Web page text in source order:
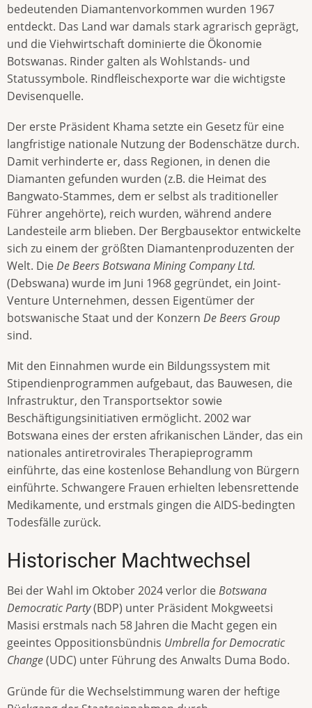
bedeutenden Diamantenvorkommen wurden 1967
entdeckt. Das Land war damals stark agrarisch geprägt,
und die Viehwirtschaft dominierte die Ökonomie
Botswanas. Rinder galten als Wohlstands- und
Statussymbole. Rindfleischexporte war die wichtigste
Devisenquelle.
Der erste Präsident Khama setzte ein Gesetz für eine
langfristige nationale Nutzung der Bodenschätze durch.
Damit verhinderte er, dass Regionen, in denen die
Diamanten gefunden wurden (z.B. die Heimat des
Bangwato-Stammes, dem er selbst als traditioneller
Führer angehörte), reich wurden, während andere
Landesteile arm blieben. Der Bergbausektor entwickelte
sich zu einem der größten Diamantenproduzenten der
Welt. DieDe Beers Botswana Mining Company Ltd.
(Debswana) wurde im Juni 1968 gegründet, ein Joint-
Venture Unternehmen, dessen Eigentümer der
botswanische Staat und der Konzern De Beers Group
sind.
Mit den Einnahmen wurde ein Bildungssystem mit
Stipendienprogrammen aufgebaut, das Bauwesen, die
Infrastruktur, den Transportsektor sowie
Beschäftigungsinitiativen ermöglicht. 2002 war
Botswana eines der ersten afrikanischen Länder, das ein
nationales antiretrovirales Therapieprogramm
einführte, das eine kostenlose Behandlung von Bürgern
einführte. Schwangere Frauen erhielten lebensrettende
Medikamente, und erstmals gingen die AIDS-bedingten
Todesfälle zurück.
Historischer Machtwechsel
Bei der Wahl im Oktober 2024 verlor dieBotswana
Democratic Party(BDP) unter Präsident Mokgweetsi
Masisi erstmals nach 58 Jahren die Macht gegen ein
geeintes Oppositionsbündnis Umbrella for Democratic
Change(UDC) unter Führung des Anwalts Duma Bodo.
Gründe für die Wechselstimmung waren der heftige